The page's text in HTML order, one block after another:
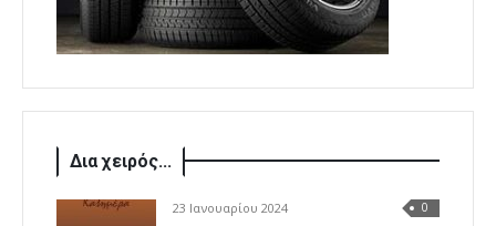
Δια χειρός...
23 Ιανουαρίου 2024 0